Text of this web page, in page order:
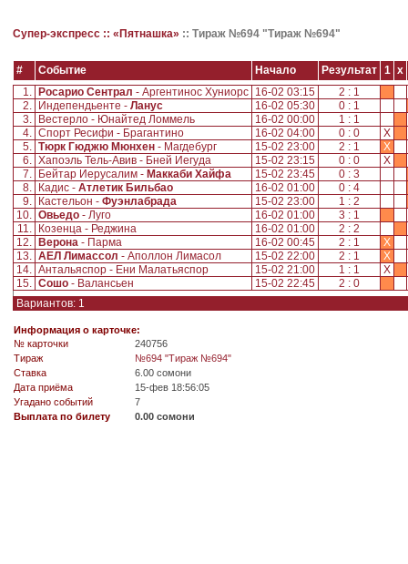
Супер-экспресс :: «Пятнашка» :: Тираж №694 "Тираж №694"
# Событие Начало Результат 1 x
1.
Росарио Сентрал - Аргентинос Хуниорс 16-02 03:15 2 : 1
2.
Индепендьенте - Ланус 16-02 05:30
0 : 1
3.
Вестерло - Юнайтед Ломмель 16-02 00:00 1 : 1
4. Спорт Ресифи - Брагантино 16-02 04:00 0 : 0
X
5. Тюрк Гюджю Мюнхен - Магдебург 15-02 23:00 2 : 1
X
6. Хапоэль Тель-Авив - Бней Иегуда 15-02 23:15 0 : 0
X
7.
Бейтар Иерусалим - Маккаби Хайфа 15-02 23:45
0 : 3
8.
Кадис - Атлетик Бильбао 16-02 01:00
0 : 4
9.
Кастельон - Фуэнлабрада 15-02 23:00
1 : 2
10. Овьедо - Луго 16-02 01:00 3 : 1
11.
Козенца - Реджина 16-02 01:00 2 : 2
12.
Верона - Парма 16-02 00:45 2 : 1
X
13. АЕЛ Лимассол - Аполлон Лимасол 15-02 22:00 2 : 1
X
14. Антальяспор - Ени Малатьяспор 15-02 21:00 1 : 1
X
15. Сошо - Валансьен 15-02 22:45 2 : 0
Вариантов: 1
Информация о карточке:
№ карточки
240756
Tираж
№694 "Тираж №694"
Ставка
6.00 сомони
Дата приёма
15-фев 18:56:05
Угадано событий
7
Выплата по билету
0.00 сомони